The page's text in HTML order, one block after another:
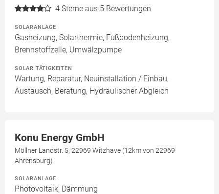
4 Sterne aus 5 Bewertungen
SOLARANLAGE
Gasheizung, Solarthermie, Fußbodenheizung,
Brennstoffzelle, Umwälzpumpe
SOLAR TÄTIGKEITEN
Wartung, Reparatur, Neuinstallation / Einbau,
Austausch, Beratung, Hydraulischer Abgleich
Konu Energy GmbH
Möllner Landstr. 5, 22969 Witzhave (12km von 22969
Ahrensburg)
SOLARANLAGE
Photovoltaik, Dämmung